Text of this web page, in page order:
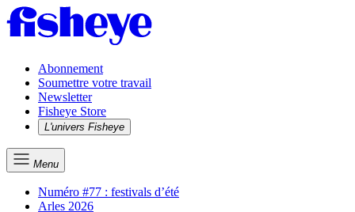
Abonnement
Soumettre votre travail
Newsletter
Fisheye Store
L'univers Fisheye
Menu
Numéro #77 : festivals d’été
Arles 2026